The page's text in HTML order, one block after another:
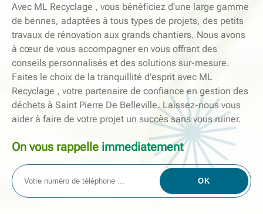
Avec ML Recyclage , vous bénéficiez d'une large gamme
de bennes, adaptées à tous types de projets, des petits
travaux de rénovation aux grands chantiers. Nous avons
à cœur de vous accompagner en vous offrant des
conseils personnalisés et des solutions sur-mesure.
Faites le choix de la tranquillité d'esprit avec ML
Recyclage , votre partenaire de confiance en gestion des
déchets à Saint Pierre De Belleville. Laissez-nous vous
aider à faire de votre projet un succès sans vous ruiner.
On vous rappelle immediatement